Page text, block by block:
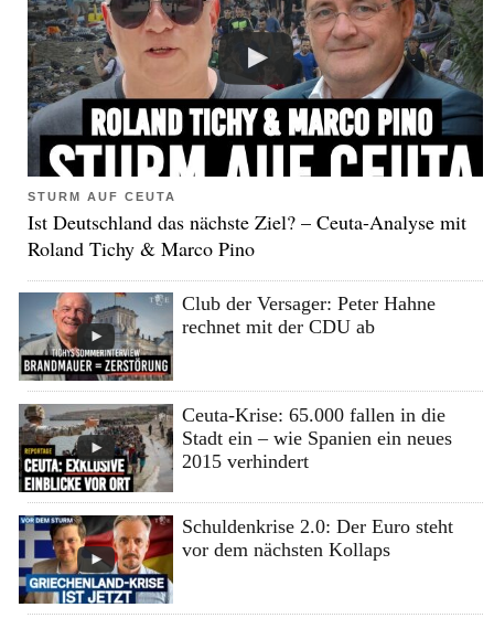
STURM AUF CEUTA
Ist Deutschland das nächste Ziel? – Ceuta-Analyse mit
Roland Tichy & Marco Pino
Club der Versager: Peter Hahne
rechnet mit der CDU ab
Ceuta-Krise: 65.000 fallen in die
Stadt ein – wie Spanien ein neues
2015 verhindert
Schuldenkrise 2.0: Der Euro steht
vor dem nächsten Kollaps